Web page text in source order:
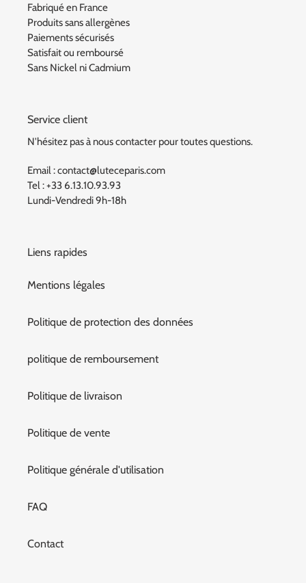
Fabriqué en France
Produits sans allergènes
Paiements sécurisés
Satisfait ou remboursé
Sans Nickel ni Cadmium
Service client
N'hésitez pas à nous contacter pour toutes questions.
Email : contact@luteceparis.com
Tel : +33 6.13.10.93.93
Lundi-Vendredi 9h-18h
Liens rapides
Mentions légales
Politique de protection des données
politique de remboursement
Politique de livraison
Politique de vente
Politique générale d'utilisation
FAQ
Contact